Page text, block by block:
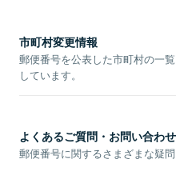
市町村変更情報
郵便番号を公表した市町村の一
しています。
よくあるご質問・お問い合わせ
郵便番号に関するさまざまな疑問